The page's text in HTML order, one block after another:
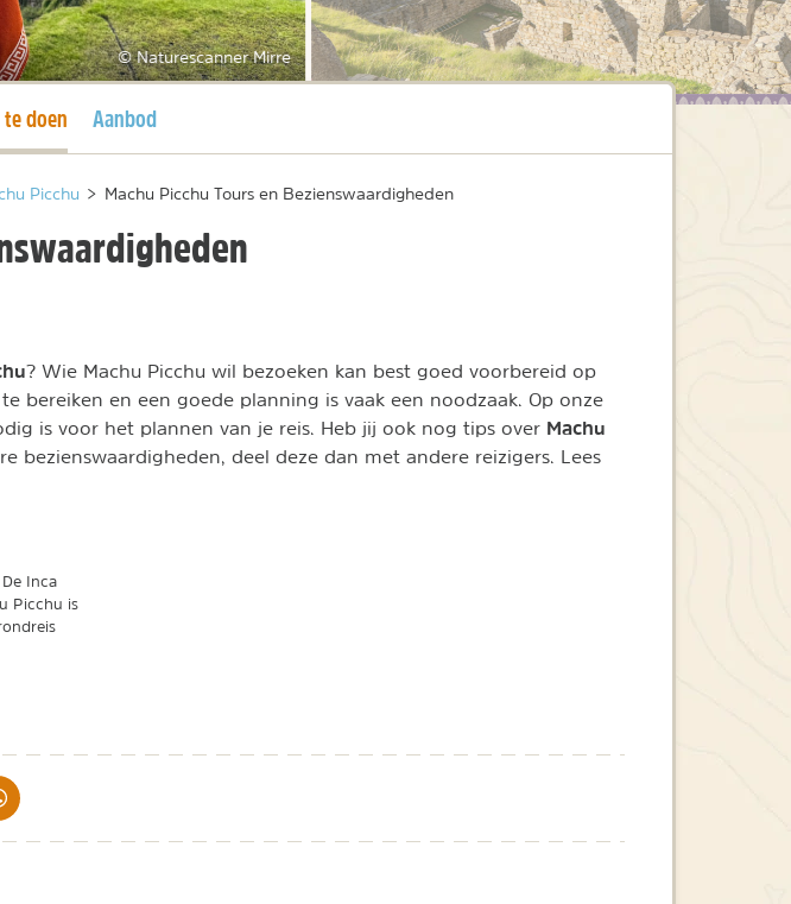
© Naturescanner Mirre
pagina
doen Aanbod
Picchu > Machu Picchu Tours en Bezienswaardigheden
? Wie Machu Picchu wil bezoeken kan best goed voorbereid op
bereiken en een goede planning is vaak een noodzaak. Op onze
is voor het plannen van je reis. Heb jij ook nog tips over Machu
bezienswaardigheden, deel deze dan met andere reizigers. Lees
Inca
Picchu is
OP WHATSAPP